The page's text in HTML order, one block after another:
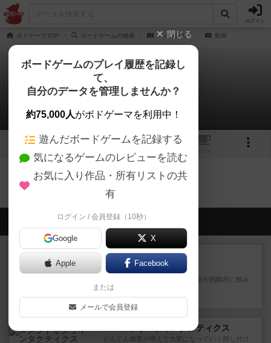
ログイン
ボドゲーマTOP ボードゲームの検索 マジコレカラ 動画
マジコレカラ
0件の動画
2
マジコレカラのトップに戻る
会員の新しい投稿
ルール/インスト
マーケットフレッシュ
目的あなたの店先に農産物の木箱を戦略的に積み
重ねて在庫を最大化し、競合...
約1時間前by jurong
メメントオンラインタクティクス
どんどん物量が増えて大変になっていく押し付け
閉じる
ボードゲームのプレイ履歴を記録し
て、
自分のデータを管理しませんか？
約75,000人がボドゲーマを利用中！
遊んだボードゲームを記録する
気になるゲームのレビューを読む
お気に入り作品・所有リストの共
有
ログイン / 会員登録（10秒）
Google X
Apple Facebook
または
メールで会員登録